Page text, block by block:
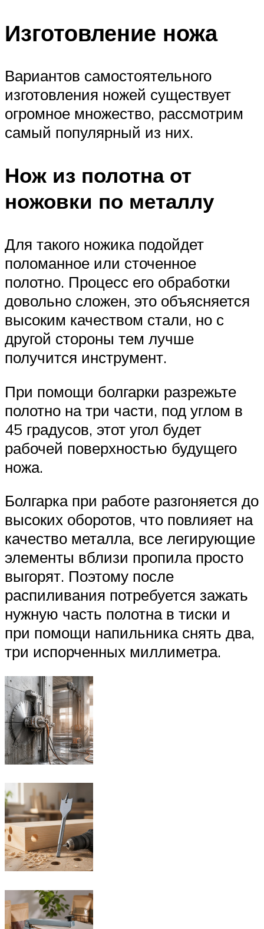
Изготовление ножа
Вариантов самостоятельного
изготовления ножей существует
огромное множество, рассмотрим
самый популярный из них.
Нож из полотна от
ножовки по металлу
Для такого ножика подойдет
поломанное или сточенное
полотно. Процесс его обработки
довольно сложен, это объясняется
высоким качеством стали, но с
другой стороны тем лучше
получится инструмент.
При помощи болгарки разрежьте
полотно на три части, под углом в
45 градусов, этот угол будет
рабочей поверхностью будущего
ножа.
Болгарка при работе разгоняется до
высоких оборотов, что повлияет на
качество металла, все легирующие
элементы вблизи пропила просто
выгорят. Поэтому после
распиливания потребуется зажать
нужную часть полотна в тиски и
при помощи напильника снять два,
три испорченных миллиметра.